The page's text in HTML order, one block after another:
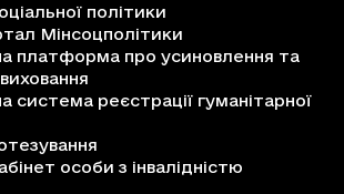
політики
Мінсоцполітики
платформа про усиновлення та
система реєстрації гуманітарної
особи з інвалідністю